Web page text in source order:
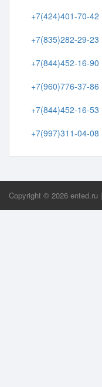
+7(424)401-70-42
+7(835)282-29-23
+7(844)452-16-90
+7(960)776-37-86
+7(844)452-16-53
+7(997)311-04-08
Copyright © 2026 ented.ru |